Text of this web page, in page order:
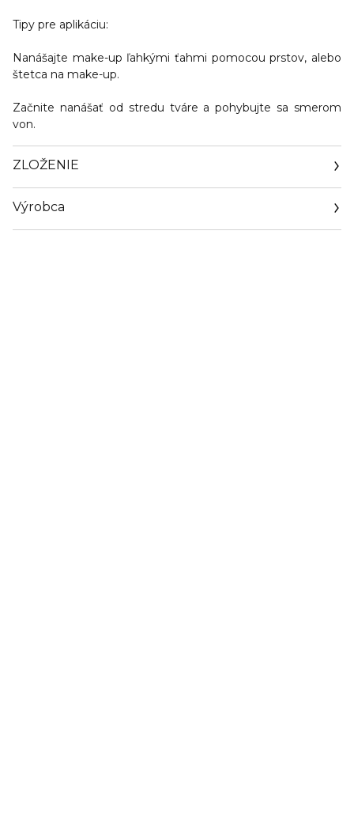
Tipy pre aplikáciu:
Nanášajte make-up ľahkými ťahmi pomocou prstov, alebo
štetca na make-up.
Začnite nanášať od stredu tváre a pohybujte sa smerom
von.
ZLOŽENIE
Výrobca